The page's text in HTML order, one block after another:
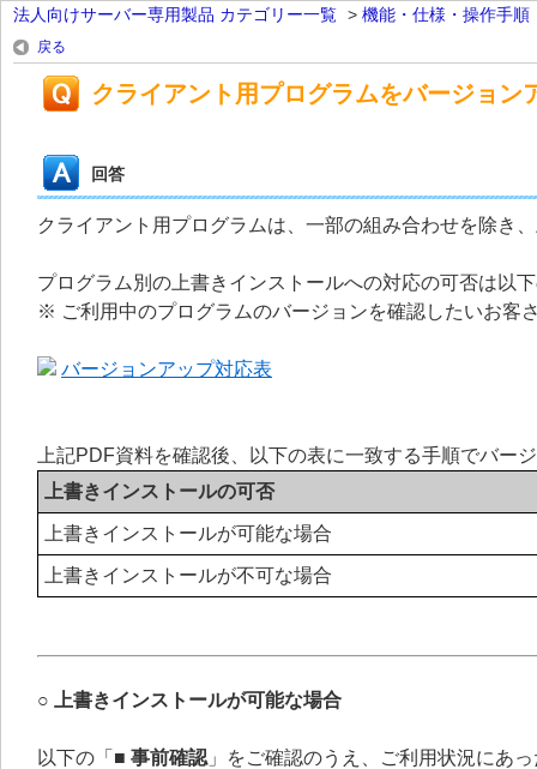
法人向けサーバー専用製品 カテゴリー一覧 > 機能・仕様・操作手順
戻る
クライアント用プログラムをバージョン
回答
クライアント用プログラムは、一部の組み合わせを除き
プログラム別の上書きインストールへの対応の可否は以
※ ご利用中のプログラムのバージョンを確認したいお客
バージョンアップ対応表
上記PDF資料を確認後、以下の表に一致する手順でバー
上書きインストールの可否
上書きインストールが可能な場合
上書きインストールが不可な場合
○ 上書きインストールが可能な場合
以下の「 ■ 事前確認 」をご確認のうえ、ご利用状況にあ